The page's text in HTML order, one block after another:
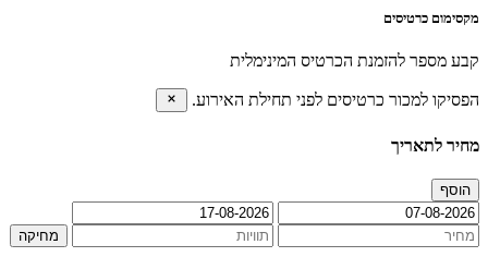
מקסימום כרטיסים
קבע מספר להזמנת הכרטיס המינימלית
הפסיקו למכור כרטיסים לפני תחילת האירוע.
מחיר לתאריך
הוסף
מחיקה